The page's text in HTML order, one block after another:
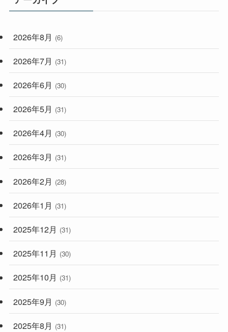
(33)
(248)
2026年8月 (6)
2026年7月 (31)
2026年6月 (30)
2026年5月 (31)
2026年4月 (30)
2026年3月 (31)
2026年2月 (28)
2026年1月 (31)
2025年12月 (31)
2025年11月 (30)
2025年10月 (31)
2025年9月 (30)
2025年8月 (31)